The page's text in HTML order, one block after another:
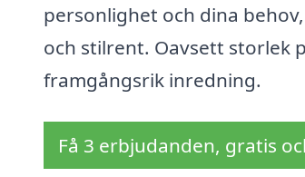
personlighet och dina
och stilrent. Oavsett storlek
framgångsrik inredning.
Få 3 erbjudanden, gratis